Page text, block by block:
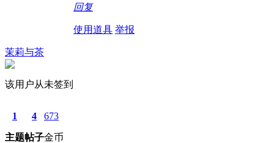
回复
使用道具 举报
茉莉与茶
该用户从未签到
1
主题
4
帖子
673
金币